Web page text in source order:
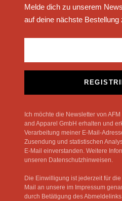
Melde dich zu unserem
auf deine nächste Bestellung
Ich möchte die Newsletter von
and Apparel GmbH erhalten und
Verarbeitung meiner E-Mail-
Zusendung und statistischen
E-Mail einverstanden. Weitere
unseren Datenschutzhinweisen.
Die Einwilligung ist jederzeit für
Mail an unsere im Impressum
durch Betätigung des